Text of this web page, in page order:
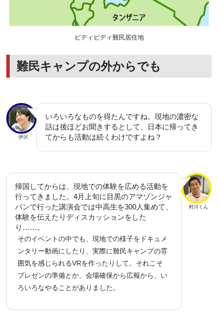
ビディビディ難民居住地
難民キャンプの外からでも
伊沢
いろいろなものを得たんですね。現地の濃密な
話は後ほどお聞きするとして、日本に帰ってき
てからも活動は続くわけですよね？
村川くん
帰国してからは、現地での体験を広める活動を
行ってきました。4月上旬に目黒のアマゾンジャ
パンで行った講演会では中高生を300人集めて、
体験を伝えたりディスカッションをした
り……。
そのイベントの中でも、現地での様子をドキュメ
ンタリー動画にしたり、実際に難民キャンプの雰
囲気を感じられるVRを作ったりして。それこそ
プレゼンの準備とか、会場確保から広報から、い
ろいろなやることがありました。